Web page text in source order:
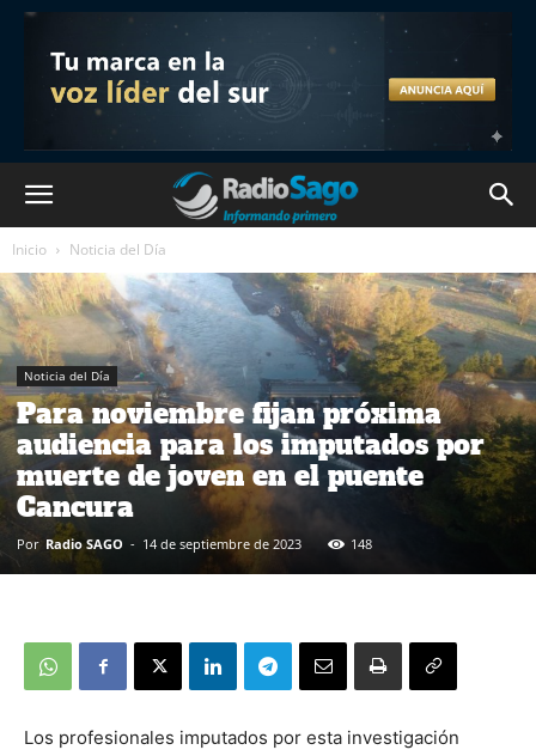
Inicio Noticia del Día
Noticia del Día
Para noviembre fijan próxima
audiencia para los imputados por
muerte de joven en el puente
Cancura
Por Radio SAGO - 14 de septiembre de 2023 148
Los profesionales imputados por esta investigación